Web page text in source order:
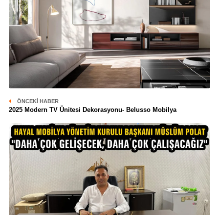
ÖNCEKI HABER
2025 Modern TV Ünitesi Dekorasyonu- Belusso Mobilya